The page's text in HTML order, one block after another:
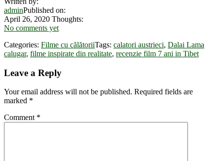
adminPublished on:
April 26, 2020 Thoughts:
No comments yet
Categories: Filme cu călătoriiTags: calatori austrieci, Dalai Lama
calugar, filme inspirate din realitate, recenzie film 7 ani in Tibet
Reader
Leave a Reply
Your email address will not be published. Required fields are
marked *
Comment *